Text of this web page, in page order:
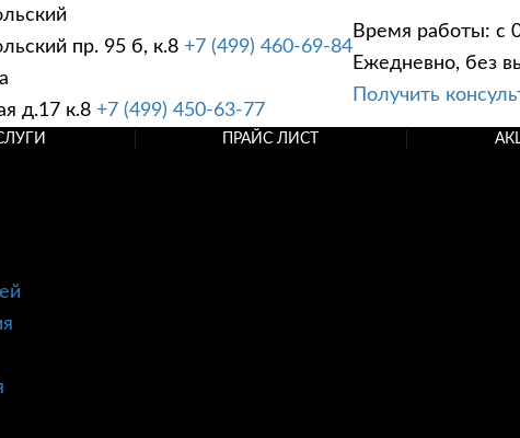
пр. 95 б, к.8 +7 (499) 460-69-84
д.17 к.8 +7 (499) 450-63-77
Время работы: с
Ежедневно, без
Получить
ПРАЙС ЛИСТ